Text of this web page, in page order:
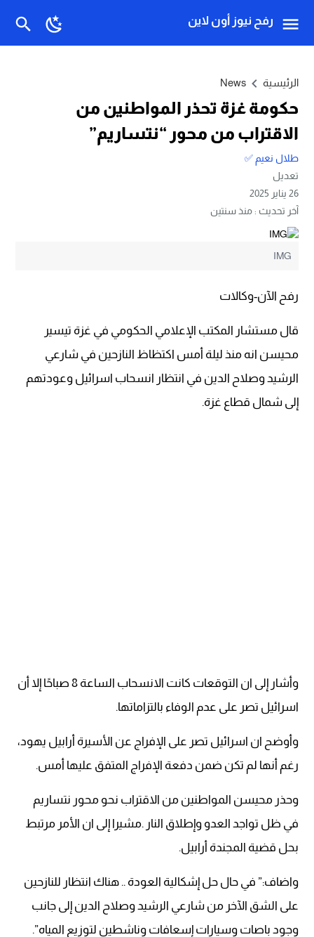
رفح نيوز أون لاين
الرئيسية News
حكومة غزة تحذر المواطنين من
الاقتراب من محور “نتساريم”
طلال نعيم ✅
تعديل
26 يناير 2025
آخر تحديث :منذ سنتين
IMG
رفح الآن-وكالات
قال مستشار المكتب الإعلامي الحكومي في غزة تيسير
محيسن انه منذ ليلة أمس اكتظاظ النازحين في شارعي
الرشيد وصلاح الدين في انتظار انسحاب اسرائيل وعودتهم
إلى شمال قطاع غزة.
وأشار إلى ان التوقعات كانت الانسحاب الساعة 8 صباحًا إلا أن
اسرائيل تصر على عدم الوفاء بالتزاماتها.
وأوضح ان اسرائيل تصر على الإفراج عن الأسيرة أرابيل يهود،
رغم أنها لم تكن ضمن دفعة الإفراج المتفق عليها أمس.
وحذر محيسن المواطنين من الاقتراب نحو محور نتساريم
في ظل تواجد العدو وإطلاق النار .مشيرا إلى ان الأمر مرتبط
بحل قضية المجندة أرابيل.
واضاف:” في حال حل إشكالية العودة .. هناك انتظار للنازحين
على الشق الآخر من شارعي الرشيد وصلاح الدين إلى جانب
وجود باصات وسيارات إسعافات وناشطين لتوزيع المياه”.